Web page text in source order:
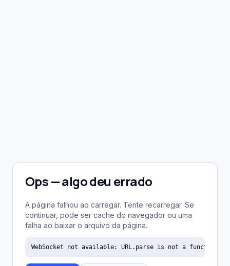
Ops — algo deu errado
A página falhou ao carregar. Tente recarregar. Se
continuar, pode ser cache do navegador ou uma
falha ao baixar o arquivo da página.
WebSocket not available: URL.parse is not a function